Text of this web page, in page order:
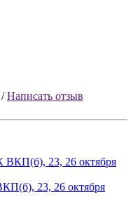
/Написать отзыв
23, 26 октября